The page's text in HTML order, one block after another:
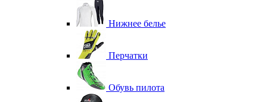
Нижнее белье
Перчатки
Обувь пилота